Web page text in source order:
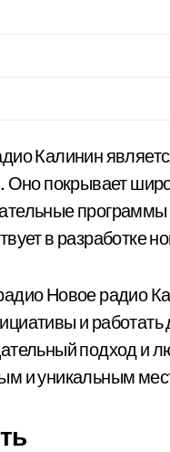
Калинин
Оно покрывает
в разработке
Новое радио
и
подход и
и уникальным